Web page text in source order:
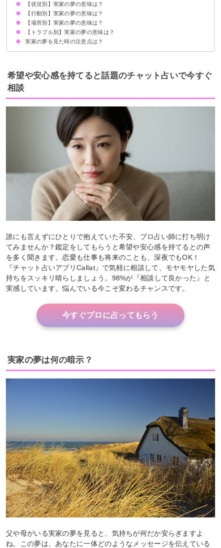
人は10代の出来事を最もよく思い出す傾向があるから
夢占い的には疲労を暗示
【状況別】実家の夢の意味は？
実家にいる夢【吉夢】
今はない実家の夢【警告夢】
実家に人が来る夢【吉夢】
ボロボロの実家の夢【警告夢】
実家を追い出される夢【吉夢】
実家に人が集まる夢【吉夢】
実家をリフォームする夢【吉夢】
【行動別】実家の夢の意味は？
実家に帰る夢【吉夢】
実家を片付ける夢【吉夢】
実家で食事する夢【警告夢】
実家で寝る夢【警告夢】
実家から逃げる夢【警告夢】
実家を模様替えする夢【吉夢】
実家を売却する夢【吉夢】
実家で楽しく過ごす夢【吉夢】
【場所別】実家の夢の意味は？
実家のトイレの夢【警告夢】
実家の自分の部屋の夢【吉夢】
実家の庭の夢【吉夢】
実家のお風呂の夢【吉夢】
【トラブル別】実家の夢の意味は？
実家が火事になる夢【吉夢】
実家が壊れる夢【吉夢】
実家が雨漏りする夢【警告夢】
実家に強盗が入る夢【警告夢】
実家が放火される夢【吉夢】
実家にネズミが出る夢【警告夢】
実家の夢を見た時の注意点は？
吉夢なら話さず警告夢や凶夢は人に話す
希望や安心感を持てると話題のチャット占いで今すぐ
相談
誰にも言えずにひとりで抱えていた不安、プロ占い師に打ち明け
てみませんか？鑑定をしてもらうと希望や安心感を持てるとの声
を多く聞きます。恋愛も仕事も将来のことも、深夜でもOK！
『チャット占いアプリCallat』で気軽に相談して、モヤモヤした気
持ちをスッキリ晴らしましょう。98%が『相談して良かった』と
実感しています。悩んでいる今こそ変わるチャンスです。
今すぐプロに占ってもらう
実家の夢は何の暗示？
父や母がいる実家の夢を見ると、気持ちが何だか安らぎますよ
ね。この夢は、あなたに一体どのようなメッセージを伝えている